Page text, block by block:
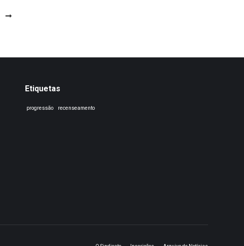
Etiquetas
progressão recenseamento